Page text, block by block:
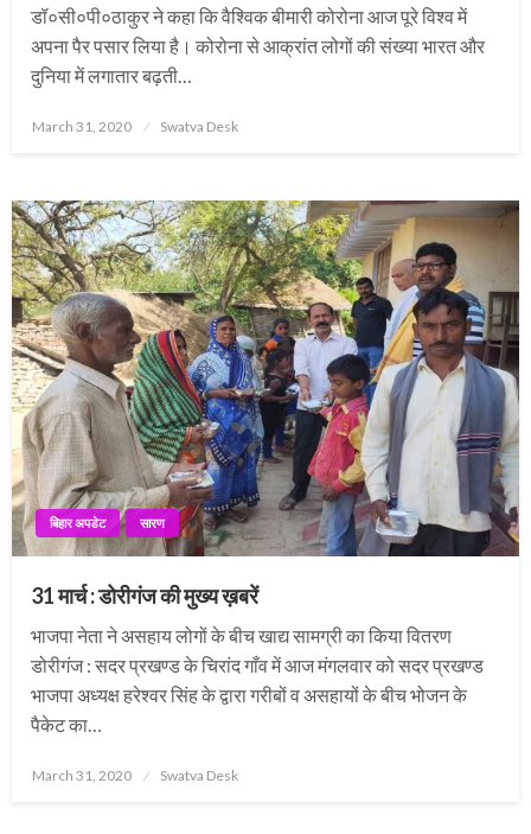
डॉ०सी०पी०ठाकुर ने कहा कि वैश्विक बीमारी कोरोना आज पूरे विश्व में
अपना पैर पसार लिया है। कोरोना से आक्रांत लोगों की संख्या भारत और
दुनिया में लगातार बढ़ती…
Posted
March 31, 2020 Swatva Desk
बिहार अपडेट सारण
31 मार्च : डोरीगंज की मुख्य ख़बरें
भाजपा नेता ने असहाय लोगों के बीच खाद्य सामग्री का किया वितरण
डोरीगंज : सदर प्रखण्ड के चिरांद गाँव में आज मंगलवार को सदर प्रखण्ड
भाजपा अध्यक्ष हरेश्वर सिंह के द्वारा गरीबों व असहायों के बीच भोजन के
पैकेट का…
Posted
March 31, 2020 Swatva Desk